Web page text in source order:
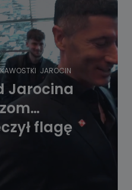
JAROCIN
Jarocina
flagę